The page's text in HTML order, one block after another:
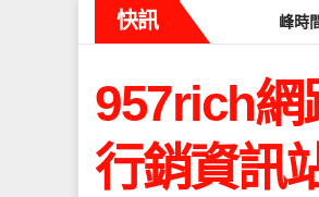
快訊
麼時候流量最高？流量高峰時間及高效發文
957rich網
行銷資訊